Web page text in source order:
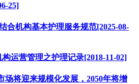
25]
合机构基本护理服务规范[2025-08-
运营管理之护理记录[2018-11-02]
场将迎来规模化发展，2050年将增